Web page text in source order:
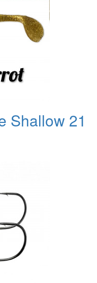
Shallow 21